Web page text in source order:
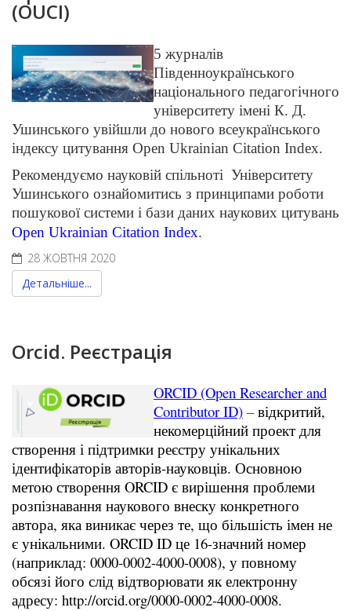
(OUCI)
5 журналів
Південноукраїнського
національного педагогічного
університету імені К. Д.
Ушинського увійшли до нового всеукраїнського
індексу цитування Open Ukrainian Citation Index.
Рекомендуємо науковій спільноті  Університету
Ушинського ознайомитись з принципами роботи
Open Ukrainian Citation Index.
28 ЖОВТНЯ 2020
Детальніше...
Orcid. Реєстрація
ORCID (Open Researcher and
Contributor ID) –відкритий,
некомерційний проект для
створення і підтримки реєстру унікальних
ідентифікаторів авторів-науковців. Основною
метою створення ORCID є вирішення проблеми
розпізнавання наукового внеску конкретного
автора, яка виникає через те, що більшість імен не
є унікальними. ORCID ID це 16-значний номер
(наприклад: 0000-0002-4000-0008), у повному
обсязі його слід відтворювати як електронну
адресу: http://orcid.org/0000-0002-4000-0008.